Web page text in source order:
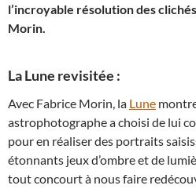
l’incroyable résolution des
Morin.
La Lune revisitée :
Avec Fabrice Morin, la Lune
astrophotographe a choisi de lui
pour en réaliser des portraits
étonnants jeux d’ombre et de
tout concourt à nous faire